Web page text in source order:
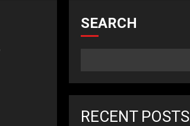
SEARCH
RECENT POSTS